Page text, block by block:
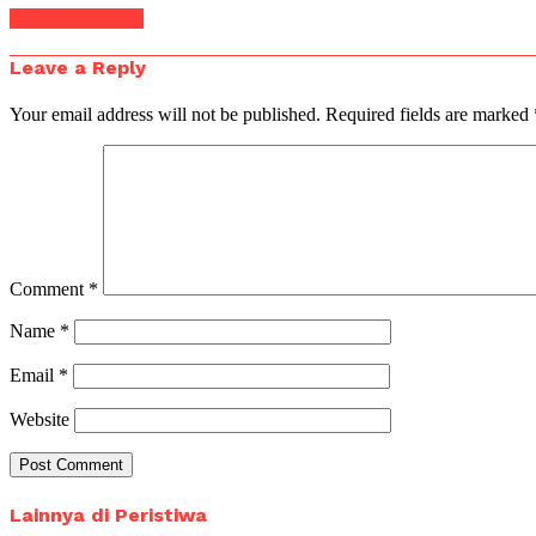
Leave a Reply
Your email address will not be published. Required fields are marked
Comment *
Name *
Email *
Website
Lainnya di Peristiwa